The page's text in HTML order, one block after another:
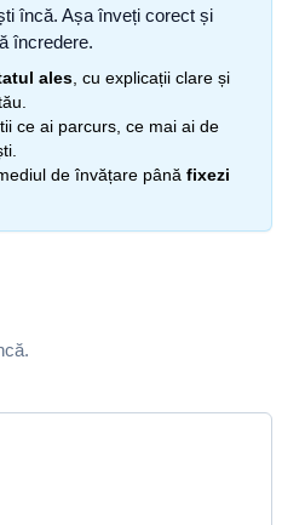
încă. Așa înveți corect și
încredere.
ales , cu explicații clare și
ce ai parcurs, ce mai ai de
de învățare până fixezi